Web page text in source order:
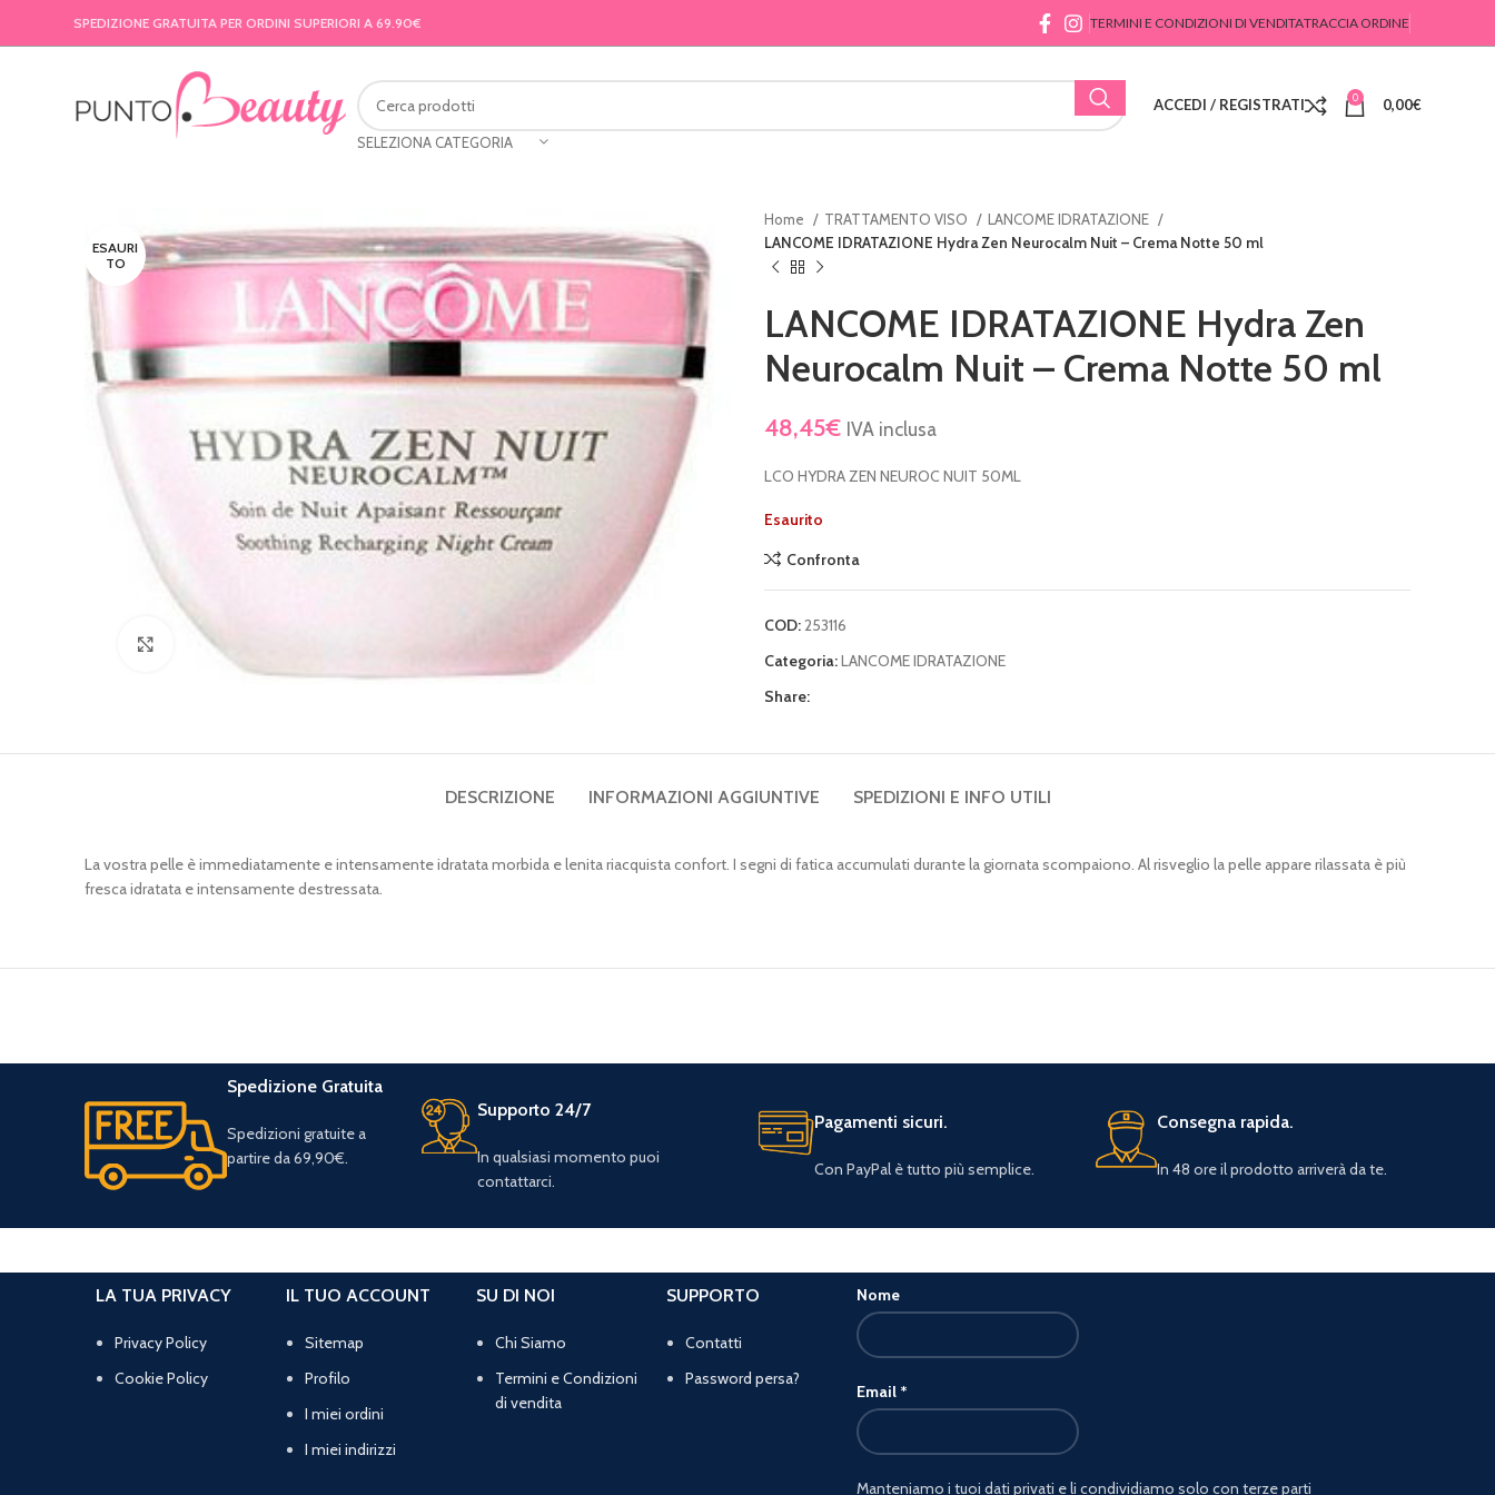
SPEDIZIONE GRATUITA PER ORDINI SUPERIORI A 69.90€ TERMINI E CONDIZIONI DI VENDITATRACCIA ORDINE
SELEZIONA CATEGORIA
ACCEDI / REGISTRATI 0 0,00€
ESAURI
TO
Clicca per ingrandire
Home TRATTAMENTO VISO
LANCOME IDRATAZIONE
LANCOME IDRATAZIONE Hydra Zen Neurocalm Nuit – Crema Notte 50 ml
LANCOME IDRATAZIONE Hydra Zen
Neurocalm Nuit – Crema Notte 50 ml
48,45€ IVA inclusa
LCO HYDRA ZEN NEUROC NUIT 50ML
Esaurito
Confronta
COD:253116
Categoria:LANCOME IDRATAZIONE
Share:
DESCRIZIONE INFORMAZIONI AGGIUNTIVE SPEDIZIONI E INFO UTILI
La vostra pelle è immediatamente e intensamente idratata morbida e lenita riacquista confort. I segni di fatica accumulati durante la giornata scompaiono. Al risveglio la pelle appare rilassata è più
fresca idratata e intensamente destressata.
Spedizione Gratuita
Spedizioni gratuite a
partire da 69,90€.
Supporto 24/7
In qualsiasi momento puoi
contattarci.
Pagamenti sicuri.
Con PayPal è tutto più semplice.
Consegna rapida.
In 48 ore il prodotto arriverà da te.
LA TUA PRIVACY
Privacy Policy
Cookie Policy
IL TUO ACCOUNT
Sitemap
Profilo
I miei ordini
I miei indirizzi
SU DI NOI
Chi Siamo
Termini e Condizioni
di vendita
SUPPORTO
Contatti
Password persa?
Nome
Email *
Manteniamo i tuoi dati privati e li condividiamo solo con terze parti